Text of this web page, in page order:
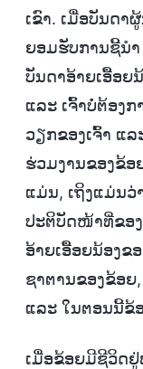
ເຂົາ. ເມື່ອບັນດ
ຍອມຮັບການຊີ້ນ
ບັນດາອ້າຍເອື້ອຍ
ແລະ ເຈົ້າບໍ່ຕ້ອງ
ວຽກຂອງເຈົ້າ ແ
ຮ່ວມງານຂອງຂ້
ແມ່ນ, ເຖິງແມ່ນວ່
ປະຕິບັດໜ້າທີ່ຂອ
ອ້າຍເອື້ອຍນ້ອງຂ
ຊາຕານຂອງຂ້ອ
ແລະ ໃນຕອນນີ້ຂ້
ເມື່ອຂ້ອຍມີຊີວິດ